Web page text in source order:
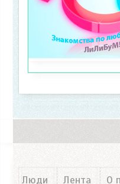
Люди Лента О